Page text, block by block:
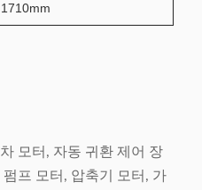
1710mm
모터, 자동 귀환 제어 장
프 모터, 압축기 모터, 가